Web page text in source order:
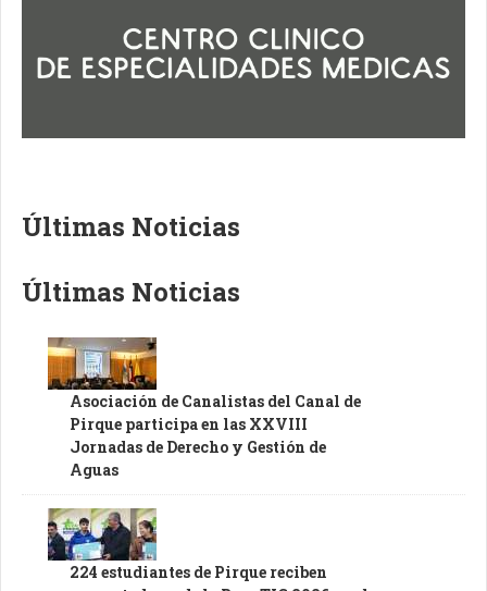
Últimas Noticias
Últimas Noticias
Asociación de Canalistas del Canal de
Pirque participa en las XXVIII
Jornadas de Derecho y Gestión de
Aguas
224 estudiantes de Pirque reciben